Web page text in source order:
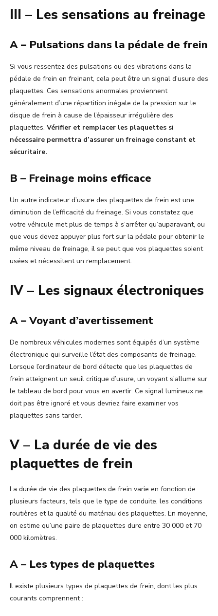
III – Les sensations au freinage
A – Pulsations dans la pédale de frein
Si vous ressentez des pulsations ou des vibrations dans la
pédale de frein en freinant, cela peut être un signal d’usure des
plaquettes. Ces sensations anormales proviennent
généralement d’une répartition inégale de la pression sur le
disque de frein à cause de l’épaisseur irrégulière des
plaquettes. Vérifier et remplacer les plaquettes si
nécessaire permettra d’assurer un freinage constant et
sécuritaire.
B – Freinage moins efficace
Un autre indicateur d’usure des plaquettes de frein est une
diminution de l’efficacité du freinage. Si vous constatez que
votre véhicule met plus de temps à s’arrêter qu’auparavant, ou
que vous devez appuyer plus fort sur la pédale pour obtenir le
même niveau de freinage, il se peut que vos plaquettes soient
usées et nécessitent un remplacement.
IV – Les signaux électroniques
A – Voyant d’avertissement
De nombreux véhicules modernes sont équipés d’un système
électronique qui surveille l’état des composants de freinage.
Lorsque l’ordinateur de bord détecte que les plaquettes de
frein atteignent un seuil critique d’usure, un voyant s’allume sur
le tableau de bord pour vous en avertir. Ce signal lumineux ne
doit pas être ignoré et vous devriez faire examiner vos
plaquettes sans tarder.
V – La durée de vie des
plaquettes de frein
La durée de vie des plaquettes de frein varie en fonction de
plusieurs facteurs, tels que le type de conduite, les conditions
routières et la qualité du matériau des plaquettes. En moyenne,
on estime qu’une paire de plaquettes dure entre 30 000 et 70
000 kilomètres.
A – Les types de plaquettes
Il existe plusieurs types de plaquettes de frein, dont les plus
courants comprennent :